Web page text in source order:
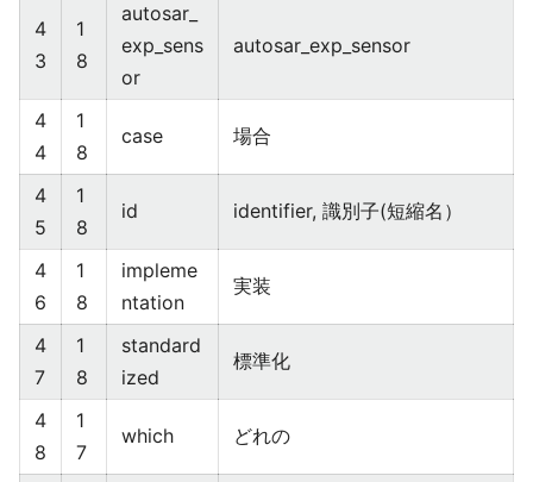
4
3
1
8
autosar_
exp_sens
or
autosar_exp_sensor
4
4
1
8
case 場合
4
5
1
8
id identifier, 識別子(短縮名）
4
6
1
8
impleme
ntation
実装
4
7
1
8
standard
ized
標準化
4
8
1
7
which どれの